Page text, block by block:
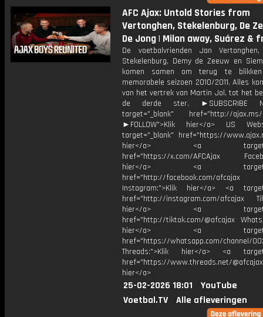
AFC Ajax: Untold Stories from
Vertonghen, Stekelenburg, De
De Jong | Milan away, Suárez &
De voetbalvrienden Jan
Stekelenburg, Demy de Zeeuw en
komen samen om terug te
memorabele seizoen 2010/2011. Alles
van het vertrek van Martin Jol, tot het
de derde ster. ►SUBSCRIBE
target="_blank" href="http://ajax.ms/
►FOLLOW">Klik hier</a> US
target="_blank" href="https://
hier</a> <a
href="https://x.com/AFCAjax
hier</a> <a
href="http://facebook.com/afcajax
Instagram:">Klik hier</a> <a
href="http://instagram.com/afcajax
hier</a> <a
href="http://tiktok.com/@afcajax
hier</a> <a
href="https://whatsapp.com/channel/
Threads:">Klik hier</a> <a
href="https://www.threads.net/
hier</a>
25-02-2026 18:01
YouTube
Voetbal.TV
Alle afleveringen